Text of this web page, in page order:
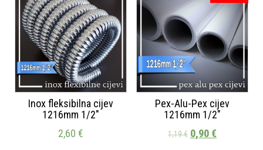
Inox fleksibilna cijev
1216mm 1/2″
2,60€
Pex-Alu-Pex cijev
1216mm 1/2″
1,19€ 0,90€